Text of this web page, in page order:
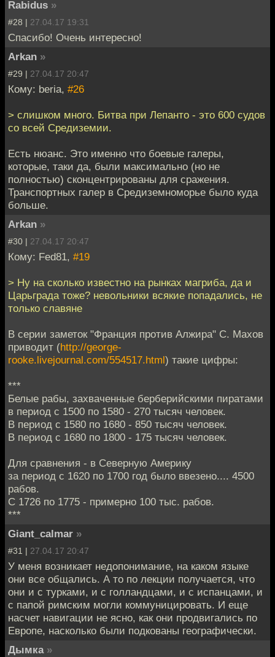
Rabidus »
#28 | 27.04.17 19:31
Спасибо! Очень интересно!
Arkan »
#29 | 27.04.17 20:47
Кому: beria, #26
> слишком много. Битва при Лепанто - это 600 судов
со всей Средиземии.
Есть нюанс. Это именно что боевые галеры,
которые, таки да, были максимально (но не
полностью) сконцентрированы для сражения.
Транспортных галер в Средиземноморье было куда
больше.
Arkan »
#30 | 27.04.17 20:47
Кому: Fed81, #19
> Ну на сколько известно на рынках магриба, да и
Царьграда тоже? невольники всякие попадались, не
только славяне
В серии заметок "Франция против Алжира" С. Махов
приводит (http://george-
rooke.livejournal.com/554517.html) такие цифры:
***
Белые рабы, захваченные берберийскими пиратами
в период с 1500 по 1580 - 270 тысяч человек.
В период с 1580 по 1680 - 850 тысяч человек.
В период с 1680 по 1800 - 175 тысяч человек.
Для сравнения - в Северную Америку
за период с 1620 по 1700 год было ввезено.... 4500
рабов.
С 1726 по 1775 - примерно 100 тыс. рабов.
***
Giant_calmar »
#31 | 27.04.17 20:47
У меня возникает недопонимание, на каком языке
они все общались. А то по лекции получается, что
они и с турками, и с голландцами, и с испанцами, и
с папой римским могли коммуницировать. И еще
насчет навигации не ясно, как они продвигались по
Европе, насколько были подкованы географически.
Дымка »